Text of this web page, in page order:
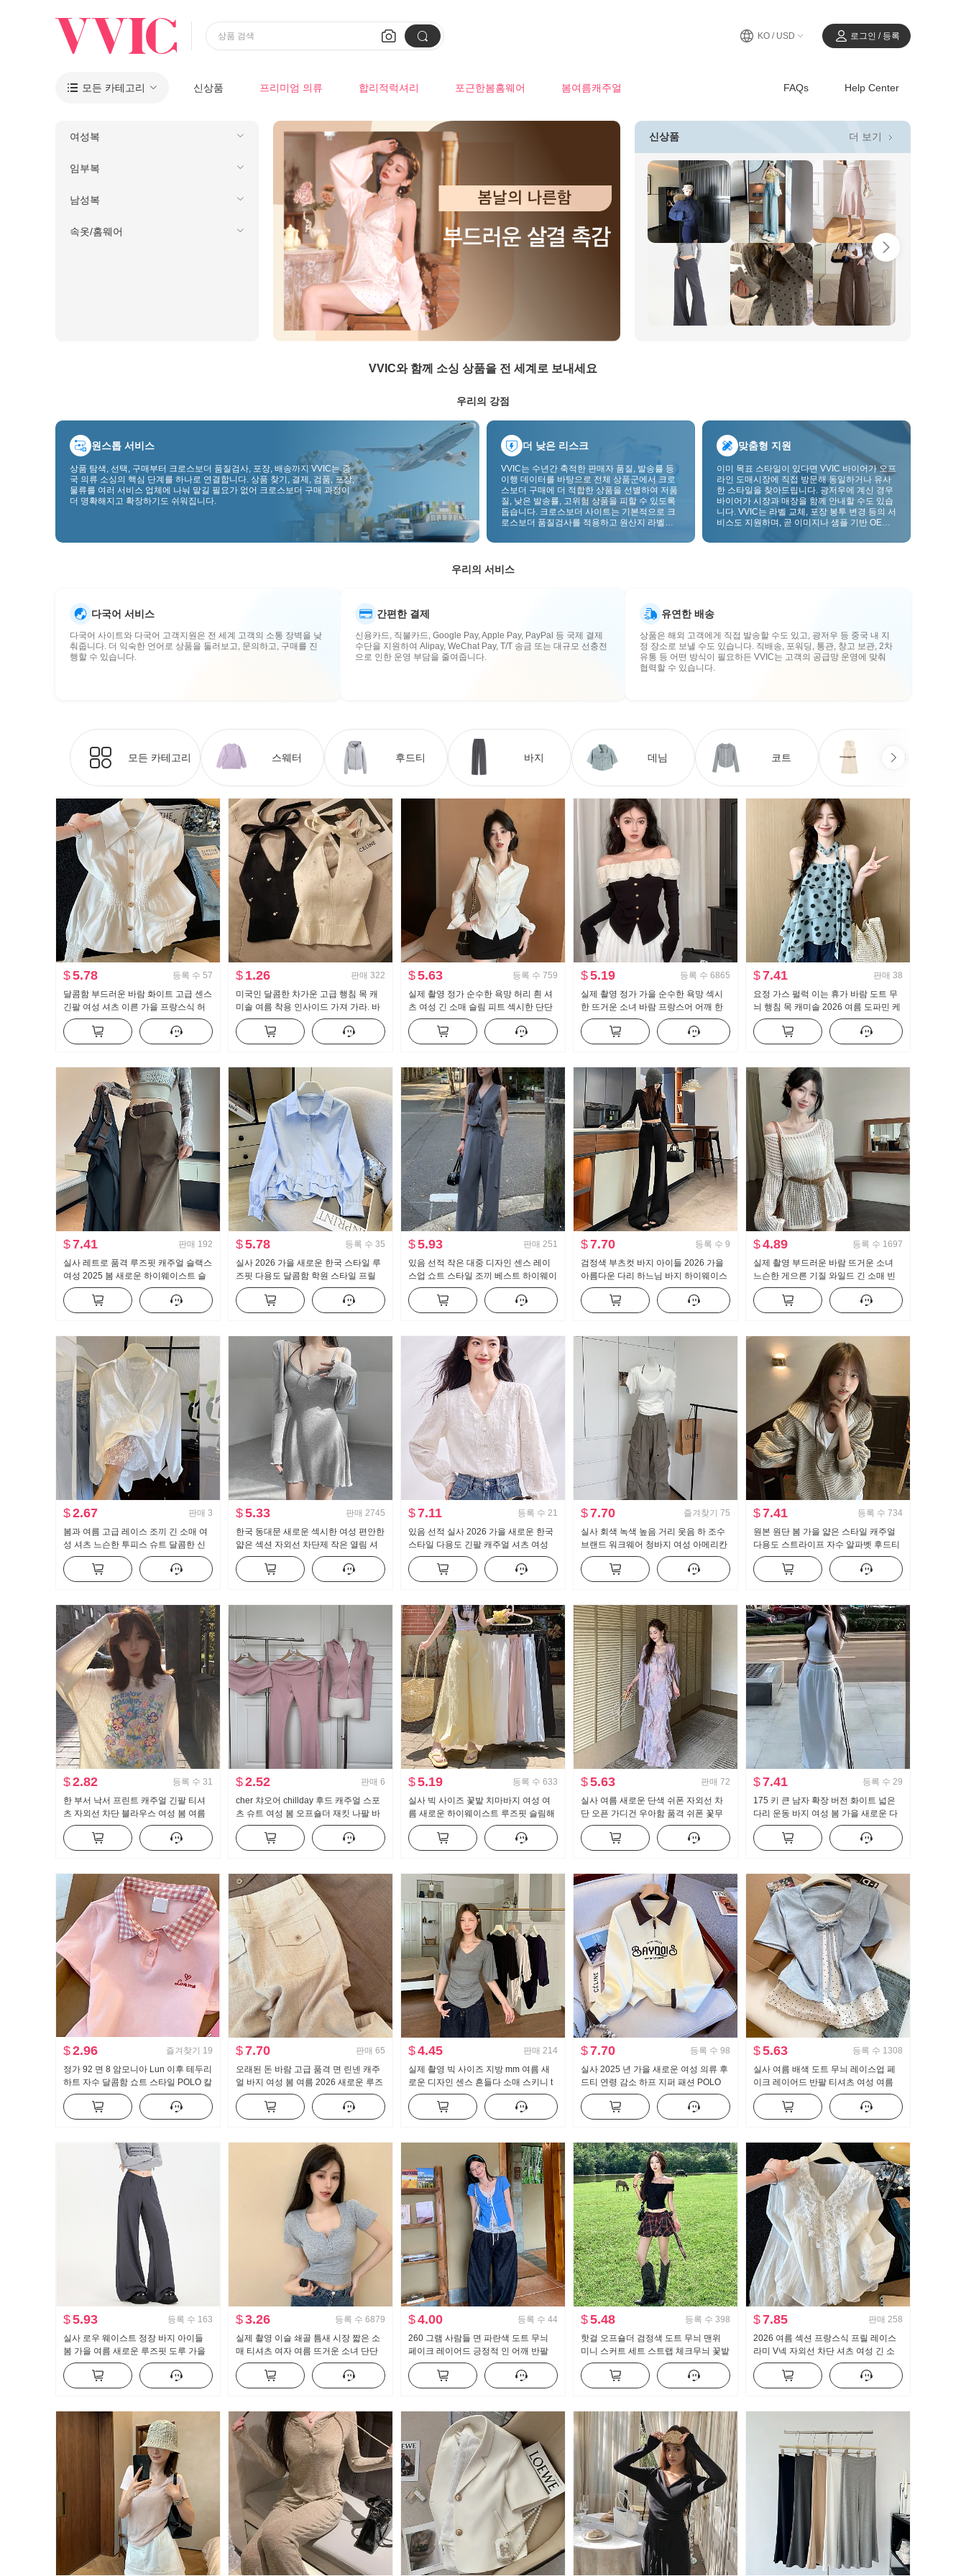
 
상품 검색 KO / USD 로그인 / 등록
 모든 카테고리 신상품 프리미엄 의류 합리적럭셔리 포근한봄홈웨어 봄여름캐주얼 FAQs Help Center
여성복
임부복
남성복
속옷/홈웨어
신상품 더 보기 
VVIC와 함께 소싱 상품을 전 세계로 보내세요
우리의 강점
원스톱 서비스
상품 탐색, 선택, 구매부터 크로스보더 품질검사, 포장, 배송까지 VVIC는 중
국 의류 소싱의 핵심 단계를 하나로 연결합니다. 상품 찾기, 결제, 검품, 포장,
물류를 여러 서비스 업체에 나눠 맡길 필요가 없어 크로스보더 구매 과정이
더 명확해지고 확장하기도 쉬워집니다.
더 낮은 리스크
VVIC는 수년간 축적한 판매자 품질, 발송률 등
이행 데이터를 바탕으로 전체 상품군에서 크로
스보더 구매에 더 적합한 상품을 선별하여 저품
질, 낮은 발송률, 고위험 상품을 피할 수 있도록
돕습니다. 크로스보더 사이트는 기본적으로 크
로스보더 품질검사를 적용하고 원산지 라벨을
낮춥니다.
맞춤형 지원
이미 목표 스타일이 있다면 VVIC 바이어가 오프
라인 도매시장에 직접 방문해 동일하거나 유사
한 스타일을 찾아드립니다. 광저우에 계신 경우
바이어가 시장과 매장을 함께 안내할 수도 있습
니다. VVIC는 라벨 교체, 포장 봉투 변경 등의 서
비스도 지원하며, 곧 이미지나 샘플 기반 OEM
를 비즈니스에 더 잘 맞는 공급망 역량으로 전환
우리의 서비스
다국어 서비스
다국어 사이트와 다국어 고객지원은 전 세계 고객의 소통 장벽을 낮
춰줍니다. 더 익숙한 언어로 상품을 둘러보고, 문의하고, 구매를 진
행할 수 있습니다.
간편한 결제
신용카드, 직불카드, Google Pay, Apple Pay, PayPal 등 국제 결제
수단을 지원하여 Alipay, WeChat Pay, T/T 송금 또는 대규모 선충전
으로 인한 운영 부담을 줄여줍니다.
유연한 배송
상품은 해외 고객에게 직접 발송할 수도 있고, 광저우 등 중국 내 지
정 장소로 보낼 수도 있습니다. 직배송, 포워딩, 통관, 창고 보관, 2차
유통 등 어떤 방식이 필요하든 VVIC는 고객의 공급망 운영에 맞춰
협력할 수 있습니다.
모든 카테고리 스웨터 후드티 바지 데님 코트 원피스
$5.78 등록 수 57
달콤함 부드러운 바람 화이트 고급 센스
긴팔 여성 셔츠 이른 가을 프랑스식 허
리 수축 슬림해 보이는 맨위
$ 1.26 판매 322
미국인 달콤한 차가운 고급 행침 목 캐
미솔 여름 착용 인사이드 가져 가라. 바
지를 입는 셔츠 뜨거운 소녀 뜨개질 튜
브 톱 맨위
$5.63 등록 수 759
실제 촬영 정가 순수한 욕망 허리 흰 셔
츠 여성 긴 소매 슬림 피트 섹시한 단단
한 셔츠 ol 유니폼 경력 작업복
$5.19 등록 수 6865
실제 촬영 정가 가을 순수한 욕망 섹시
한 뜨거운 소녀 바람 프랑스어 어깨 한
개 긴 소매 티셔츠 여자 프릴 허리 맨위
$7.41 판매 38
요정 가스 펄럭 이는 휴가 바람 도트 무
늬 행침 목 캐미솔 2026 여름 도파민 케
이크 퍼프 인형 셔츠 맨위
$7.41 판매 192
실사 레트로 품격 루즈핏 캐주얼 슬랙스
여성 2025 봄 새로운 하이웨이스트 슬
림해 보이는 도루 센스 바닥 청소 바지
긴 바지
$5.78 등록 수 35
실사 2026 가을 새로운 한국 스타일 루
즈핏 다용도 달콤함 학원 스타일 프릴
긴팔 셔츠 여성 셔츠
$5.93 판매 251
있음 선적 작은 대중 디자인 센스 레이
스업 쇼트 스타일 조끼 베스트 하이웨이
스트 도루 센스 넓은 다리 캐주얼 바지
세트
$7.70 등록 수 9
검정색 부츠컷 바지 아이들 2026 가을
아름다운 다리 하느님 바지 하이웨이스
트 수퍼 모델 바지 몸매 가꾸기 신축성
캐주얼 나팔 슬랙스
$4.89 등록 수 1697
실제 촬영 부드러운 바람 뜨거운 소녀
느슨한 게으른 기질 와일드 긴 소매 빈
뜨개질 블라우스 캐미솔
$2.67 판매 3
봄과 여름 고급 레이스 조끼 긴 소매 여
성 셔츠 느슨한 투피스 슈트 달콤한 신
선한
$5.33 판매 2745
한국 동대문 새로운 섹시한 여성 편안한
얇은 섹션 자외선 차단제 작은 열림 셔
츠 슬링 치마 정장 여자
$7.11 등록 수 21
있음 선적 실사 2026 가을 새로운 한국
스타일 다용도 긴팔 캐주얼 셔츠 여성
셔츠
$7.70 즐겨찾기 75
실사 회색 녹색 높음 거리 웃음 하 조수
브랜드 워크웨어 청바지 여성 아메리칸
레트로 루즈핏 바닥 청소 캐주얼 바지
$7.41 등록 수 734
원본 원단 봄 가을 얇은 스타일 캐주얼
다용도 스트라이프 자수 알파벳 후드티
재킷
$2.82 등록 수 31
한 부서 낙서 프린트 캐주얼 긴팔 티셔
츠 자외선 차단 블라우스 여성 봄 여름
루즈핏 느긋한 차가운 센스 라운드 넥
맨위
$2.52 판매 6
cher 챠오어 chillday 후드 캐주얼 스포
츠 슈트 여성 봄 오프숄더 재킷 나팔 바
지 3종 세트
$5.19 등록 수 633
실사 빅 사이즈 꽃밭 치마바지 여성 여
름 새로운 하이웨이스트 루즈핏 슬림해
보이는 도루 센스 배기 바지 캐주얼 와
이드 레그 팬츠
$5.63 판매 72
실사 여름 새로운 단색 쉬폰 자외선 차
단 오픈 가디건 우아함 품격 쉬폰 꽃무
늬 여성 드레스 투피스 세트
$7.41 등록 수 29
175 키 큰 남자 확장 버전 화이트 넓은
다리 운동 바지 여성 봄 가을 새로운 다
용도 스트라이프 캐주얼 바닥 청소 바지
$2.96 즐겨찾기 19
정가 92 면 8 암모니아 Lun 이후 테두리
하트 자수 달콤함 쇼트 스타일 POLO 칼
라 티셔츠 몸매 가꾸기 작은 키 트렌디
$7.70 판매 65
오래된 돈 바람 고급 품격 면 린넨 캐주
얼 바지 여성 봄 여름 2026 새로운 루즈
핏 슬림해 보이는 얇고 가벼운 스트레이
트 팬츠
$4.45 판매 214
실제 촬영 빅 사이즈 지방 mm 여름 새
로운 디자인 센스 흔들다 소매 스키니 t
캐주얼 슬림해 보이는 몸매 가꾸기 만나
는 맨위
$7.70 등록 수 98
실사 2025 년 가을 새로운 여성 의류 후
드티 연령 감소 하프 지퍼 패션 POLO
칼라 캐주얼 다용도 슬림해 보이는
$5.63 등록 수 1308
실사 여름 배색 도트 무늬 레이스업 페
이크 레이어드 반팔 티셔츠 여성 여름
새로운 달콤한 스타일 작은 대중 맨위
$5.93 등록 수 163
실사 로우 웨이스트 정장 바지 아이들
봄 가을 여름 새로운 루즈핏 도루 가을
센스 bf 느긋한 캐주얼 부츠컷 와이드 레
그 팬츠
$3.26 등록 수 6879
실제 촬영 이슬 쇄골 틈새 시장 짧은 소
매 티셔츠 여자 여름 뜨거운 소녀 단단
한 새로운 버튼 디자인 센스 짧은 단락
맨위
$4.00 등록 수 44
260 그램 사람들 면 파란색 도트 무늬
페이크 레이어드 긍정적 인 어깨 반팔
여성 티셔츠 여름 순수한 욕망 핫걸 몸
매 가꾸기 레이스 맨위
$5.48 등록 수 398
핫걸 오프숄더 검정색 도트 무늬 맨위
미니 스커트 세트 스트랩 체크무늬 꽃밭
반신 스커트 레트로 체크 스커트
$7.85 판매 258
2026 여름 섹션 프랑스식 프릴 레이스
라미 V넥 자외선 차단 셔츠 여성 긴 소
매 루즈핏 디자인 센스 켜기